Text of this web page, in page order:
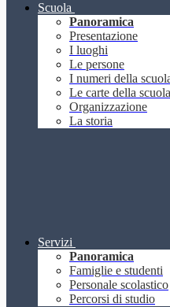
Scuola
Panoramica
Presentazione
I luoghi
Le persone
I numeri della
Le carte della scuola
Organizzazione
La storia
Servizi
Panoramica
Famiglie e studenti
Personale scolastico
Percorsi di studio